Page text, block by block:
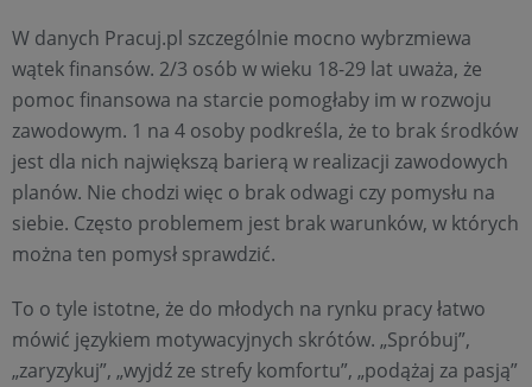
W danych Pracuj.pl szczególnie mocno wybrzmiewa
wątek finansów. 2/3 osób w wieku 18-29 lat uważa, że
pomoc finansowa na starcie pomogłaby im w rozwoju
zawodowym. 1 na 4 osoby podkreśla, że to brak środków
jest dla nich największą barierą w realizacji zawodowych
planów. Nie chodzi więc o brak odwagi czy pomysłu na
siebie. Często problemem jest brak warunków, w których
można ten pomysł sprawdzić.
To o tyle istotne, że do młodych na rynku pracy łatwo
mówić językiem motywacyjnych skrótów. „Spróbuj”,
„zaryzykuj”, „wyjdź ze strefy komfortu”, „podążaj za pasją”